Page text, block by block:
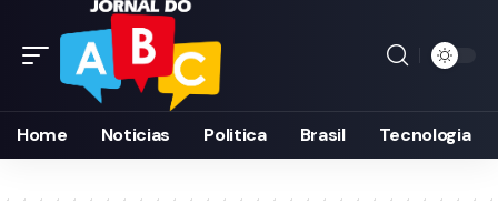
Home Noticias Politica Brasil Tecnologia